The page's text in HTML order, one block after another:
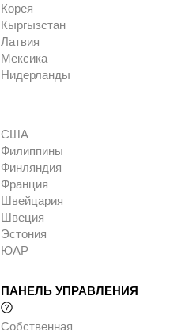
Корея
Кыргызстан
Латвия
Мексика
Нидерланды
США
Филиппины
Финляндия
Франция
Швейцария
Швеция
Эстония
ЮАР
ПАНЕЛЬ УПРАВЛЕНИЯ
Собственная